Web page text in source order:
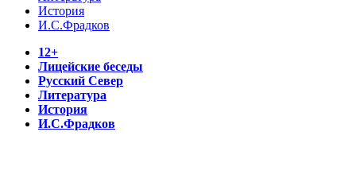
История
И.С.Фрадков
12+
Лицейские беседы
Русский Север
Литература
История
И.С.Фрадков